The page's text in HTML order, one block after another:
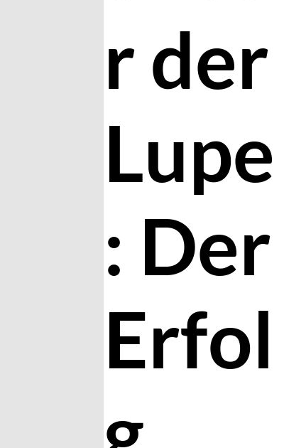
r der
Lupe
: Der
Erfol